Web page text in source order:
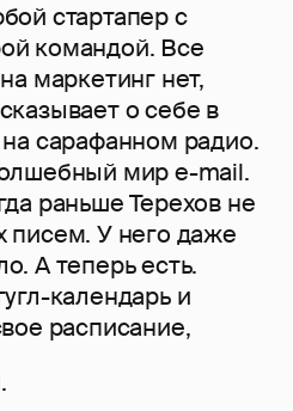
стартапер с
командой. Все
маркетинг нет,
о себе в
сарафанном радио.
мир e-mail.
раньше Терехов не
писем. У него даже
А теперь есть.
календарь и
расписание,